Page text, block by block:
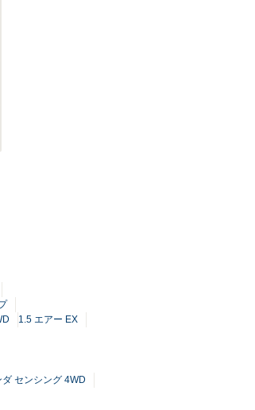
1.5 エアー EX
センシング 4WD